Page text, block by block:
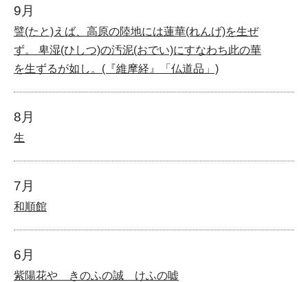
9月
譬(たと)えば、高原の陸地には蓮華(れんげ)を生ぜ
ず。 卑湿(ひしつ)の汚泥(おでい)にすなわち此の華
を生ずるが如し。(『維摩経』「仏道品」)
8月
生
7月
和順館
6月
紫陽花や きのふの誠 けふの嘘